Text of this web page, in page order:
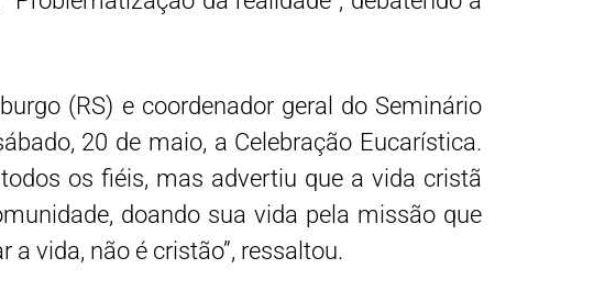
(RS) e coordenador geral do Seminário
20 de maio, a Celebração Eucarística.
os fiéis, mas advertiu que a vida cristã
doando sua vida pela missão que
vida, não é cristão”, ressaltou.